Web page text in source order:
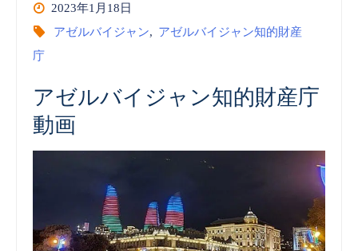
知
産
庁
2023年1月18日
アゼルバイジャン, アゼルバイジャン知的財産
庁
アゼルバイジャン知的財産庁
動画